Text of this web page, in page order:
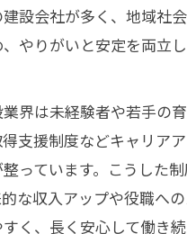
設会社が多く、地域社
やりがいと安定を両立
界は未経験者や若手の
支援制度などキャリア
っています。こうした
な収入アップや役職へ
く、長く安心して働き